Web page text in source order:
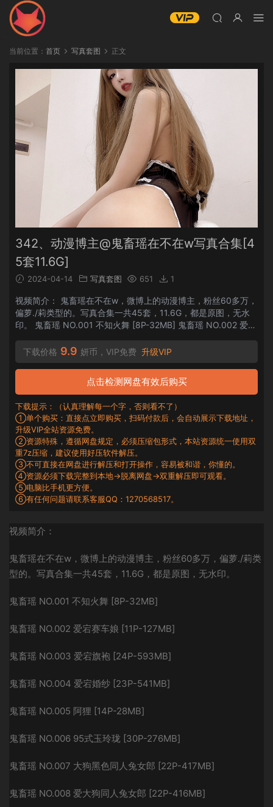
当前位置： 首页 写真套图 正文
342、动漫博主@鬼畜瑶在不在w写真合集[4
5套11.6G]
2024-04-14 写真套图 651 1
视频简介： 鬼畜瑶在不在w，微博上的动漫博主，粉丝60多万，
偏萝./莉类型的。写真合集一共45套，11.6G，都是原图，无水
印。 鬼畜瑶 NO.001 不知火舞 [8P-32MB] 鬼畜瑶 NO.002 爱宕
鬼畜瑶 NO.0...
下载价格 9.9 妍币，VIP免费 升级VIP
点击检测网盘有效后购买
下载提示：（认真理解每一个字，否则看不了）
①单个购买：直接点立即购买，扫码付款后，会自动展示下载地址，
升级VIP全站资源免费。
②资源特殊，遵循网盘规定，必须压缩包形式，本站资源统一使用双
重7z压缩，建议使用好压软件解压。
③不可直接在网盘进行解压和打开操作，容易被和谐，你懂的。
④资源必须下载完整到本地→脱离网盘→双重解压即可观看。
⑤电脑比手机更方便。
⑥有任何问题请联系客服QQ：1270568517。
视频简介：
鬼畜瑶在不在w，微博上的动漫博主，粉丝60多万，偏萝./莉类
型的。写真合集一共45套，11.6G，都是原图，无水印。
鬼畜瑶 NO.001 不知火舞 [8P-32MB]
鬼畜瑶 NO.002 爱宕赛车娘 [11P-127MB]
鬼畜瑶 NO.003 爱宕旗袍 [24P-593MB]
鬼畜瑶 NO.004 爱宕婚纱 [23P-541MB]
鬼畜瑶 NO.005 阿狸 [14P-28MB]
鬼畜瑶 NO.006 95式玉玲珑 [30P-276MB]
鬼畜瑶 NO.007 大狗黑色同人兔女郎 [22P-417MB]
鬼畜瑶 NO.008 爱大狗同人兔女郎 [22P-416MB]